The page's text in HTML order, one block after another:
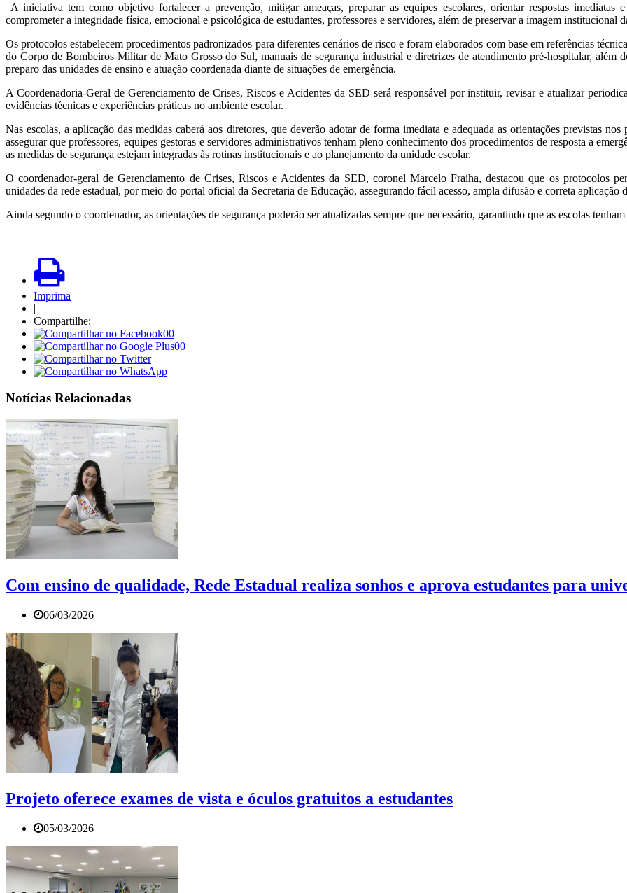
A iniciativa tem como objetivo fortalecer a prevenção, mitigar ameaças, preparar as equipes escolares, orientar respostas imediatas
comprometer a integridade física, emocional e psicológica de estudantes, professores e servidores, além de preservar a imagem institucional
Os protocolos estabelecem procedimentos padronizados para diferentes cenários de risco e foram elaborados com base em referências
do Corpo de Bombeiros Militar de Mato Grosso do Sul, manuais de segurança industrial e diretrizes de atendimento pré-hospitalar, além
preparo das unidades de ensino e atuação coordenada diante de situações de emergência.
A Coordenadoria-Geral de Gerenciamento de Crises, Riscos e Acidentes da SED será responsável por instituir, revisar e atualizar
evidências técnicas e experiências práticas no ambiente escolar.
Nas escolas, a aplicação das medidas caberá aos diretores, que deverão adotar de forma imediata e adequada as orientações previstas
assegurar que professores, equipes gestoras e servidores administrativos tenham pleno conhecimento dos procedimentos de resposta a
as medidas de segurança estejam integradas às rotinas institucionais e ao planejamento da unidade escolar.
O coordenador-geral de Gerenciamento de Crises, Riscos e Acidentes da SED, coronel Marcelo Fraiha, destacou que os protocolos
unidades da rede estadual, por meio do portal oficial da Secretaria de Educação, assegurando fácil acesso, ampla difusão e correta aplicação
Ainda segundo o coordenador, as orientações de segurança poderão ser atualizadas sempre que necessário, garantindo que as escolas tenham
Imprima
|
Compartilhe:
00
00
Notícias Relacionadas
Com ensino de qualidade, Rede Estadual realiza sonhos e aprova estudantes para
06/03/2026
Projeto oferece exames de vista e óculos gratuitos a estudantes
05/03/2026